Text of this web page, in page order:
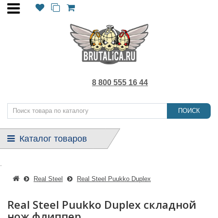
8 800 555 16 44
ПОИСК
Каталог товаров
Real Steel Real Steel Puukko Duplex
Real Steel Puukko Duplex складной